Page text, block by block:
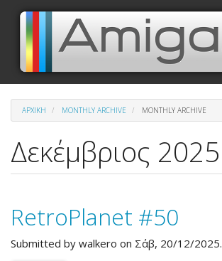
Παράκαμψη
κυρίως
περιεχόμενο
ΑΡΧΙΚΉ MONTHLY ARCHIVE MONTHLY ARCHIVE
Δεκέμβριος 2025
RetroPlanet #50
Submitted by walkero on Σάβ, 20/12/2025.